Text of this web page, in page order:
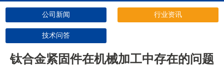
公司新闻 行业资讯
技术问答
钛合金紧固件在机械加工中存在的问题